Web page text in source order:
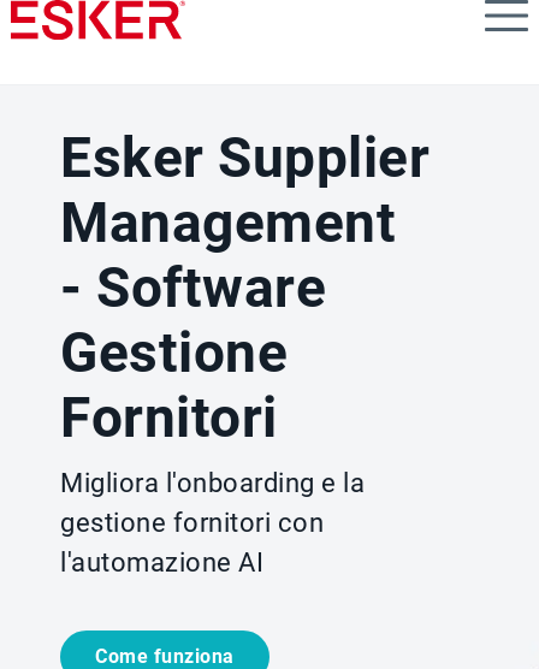
Skip
to
Esker Supplier
Management
- Software
Gestione
Fornitori
Migliora l'onboarding e la
gestione fornitori con
l'automazione AI
Come funziona